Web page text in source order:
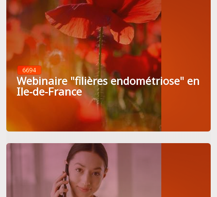
6694
Webinaire "filières endométriose" en
Ile-de-France